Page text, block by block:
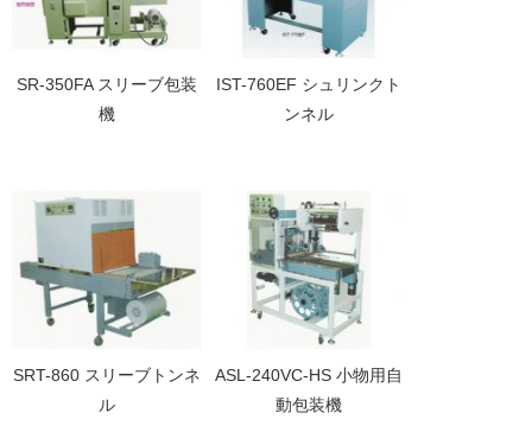
SR-350FA スリーブ包装
機
IST-760EF シュリンクト
ンネル
SRT-860 スリーブトンネ
ル
ASL-240VC-HS 小物用自
動包装機